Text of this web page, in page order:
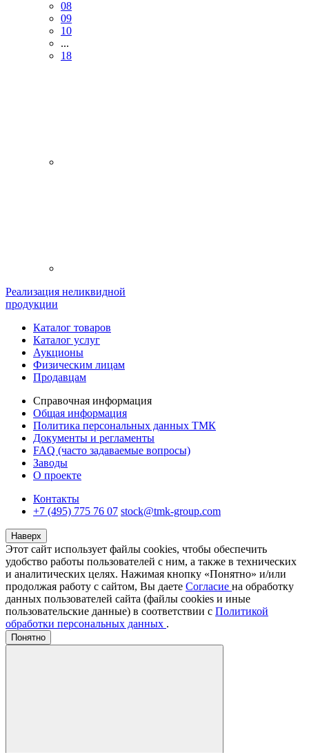
08
09
10
...
18
Реализация неликвидной
продукции
Каталог товаров
Каталог услуг
Аукционы
Физическим лицам
Продавцам
Справочная информация
Общая информация
Политика персональных данных ТМК
Документы и регламенты
FAQ (часто задаваемые вопросы)
Заводы
О проекте
Контакты
+7 (495) 775 76 07 stock@tmk-group.com
Наверх
Этот сайт использует файлы cookies, чтобы обеспечить
удобство работы пользователей с ним, а также в технических
и аналитических целях. Нажимая кнопку «Понятно» и/или
продолжая работу с сайтом, Вы даете Согласие на обработку
данных пользователей сайта (файлы cookies и иные
пользовательские данные) в соответствии с Политикой
обработки персональных данных .
Понятно